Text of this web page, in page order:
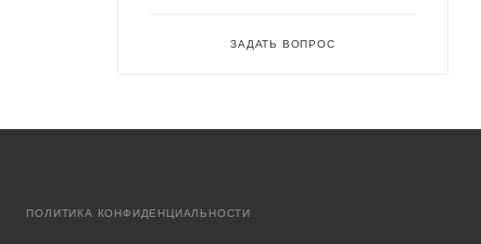
ЗАДАТЬ ВОПРОС
ПОЛИТИКА КОНФИДЕНЦИАЛЬНОСТИ